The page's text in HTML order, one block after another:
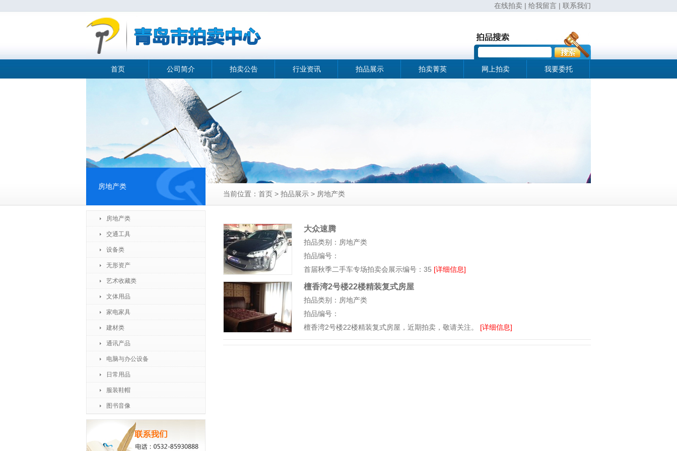
在线拍卖 | 给我留言 | 联系我们
首页 公司简介 拍卖公告 行业资讯 拍品展示 拍卖菁英 网上拍卖 我要委托
房地产类
房地产类
交通工具
设备类
无形资产
艺术收藏类
文体用品
家电家具
建材类
通讯产品
电脑与办公设备
日常用品
服装鞋帽
图书音像
当前位置：首页 > 拍品展示 > 房地产类
大众速腾
拍品类别：房地产类
拍品编号：
首届秋季二手车专场拍卖会展示编号：35 [详细信息]
檀香湾2号楼22楼精装复式房屋
拍品类别：房地产类
拍品编号：
檀香湾2号楼22楼精装复式房屋，近期拍卖，敬请关注。 [详细信息]